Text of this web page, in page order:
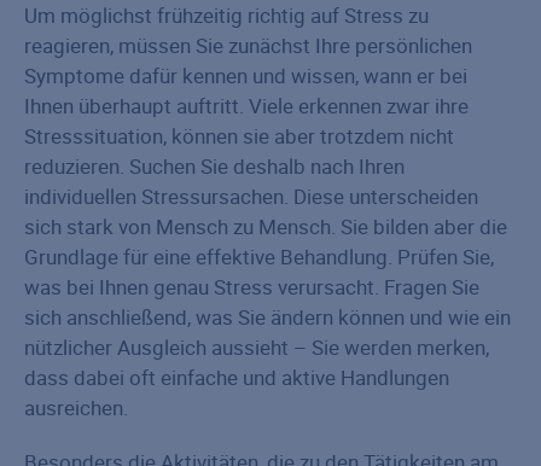
Um möglichst frühzeitig richtig auf Stress zu
reagieren, müssen Sie zunächst Ihre persönlichen
Symptome dafür kennen und wissen, wann er bei
Ihnen überhaupt auftritt. Viele erkennen zwar ihre
Stresssituation, können sie aber trotzdem nicht
reduzieren. Suchen Sie deshalb nach Ihren
individuellen Stressursachen. Diese unterscheiden
sich stark von Mensch zu Mensch. Sie bilden aber die
Grundlage für eine effektive Behandlung. Prüfen Sie,
was bei Ihnen genau Stress verursacht. Fragen Sie
sich anschließend, was Sie ändern können und wie ein
nützlicher Ausgleich aussieht – Sie werden merken,
dass dabei oft einfache und aktive Handlungen
ausreichen.